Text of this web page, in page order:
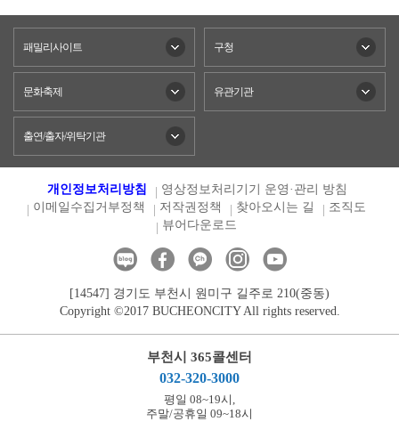
패밀리사이트 구청
문화축제 유관기관
출연/출자/위탁기관
개인정보처리방침
영상정보처리기기 운영·관리 방침
이메일수집거부정책
저작권정책 찾아오시는 길
조직도
뷰어다운로드
[14547] 경기도 부천시 원미구 길주로 210(중동)
Copyright ©2017 BUCHEONCITY All rights reserved.
부천시 365콜센터
032-320-3000
평일 08~19시,
주말/공휴일 09~18시